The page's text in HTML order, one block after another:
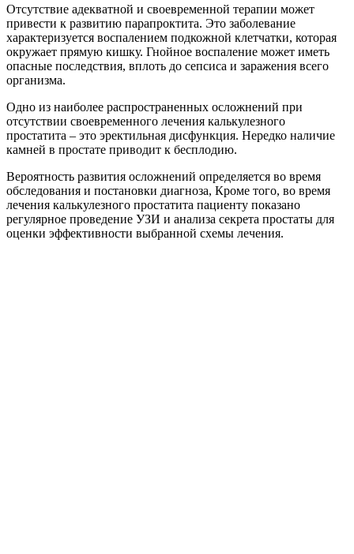
Отсутствие адекватной и своевременной терапии может
привести к развитию парапроктита. Это заболевание
характеризуется воспалением подкожной клетчатки, которая
окружает прямую кишку. Гнойное воспаление может иметь
опасные последствия, вплоть до сепсиса и заражения всего
организма.
Одно из наиболее распространенных осложнений при
отсутствии своевременного лечения калькулезного
простатита – это эректильная дисфункция. Нередко наличие
камней в простате приводит к бесплодию.
Вероятность развития осложнений определяется во время
обследования и постановки диагноза, Кроме того, во время
лечения калькулезного простатита пациенту показано
регулярное проведение УЗИ и анализа секрета простаты для
оценки эффективности выбранной схемы лечения.